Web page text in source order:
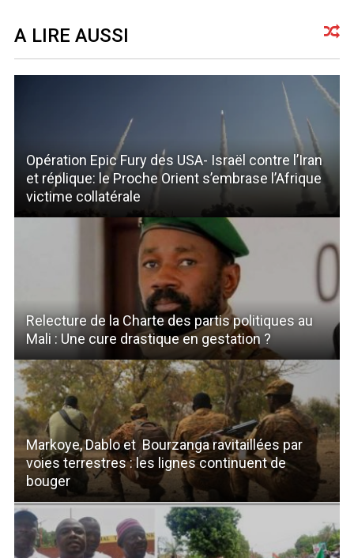
A LIRE AUSSI
Opération Epic Fury des USA- Israël contre l’Iran
et réplique: le Proche Orient s’embrase l’Afrique
victime collatérale
Relecture de la Charte des partis politiques au
Mali : Une cure drastique en gestation ?
Markoye, Dablo et Bourzanga ravitaillées par
voies terrestres : les lignes continuent de
bouger